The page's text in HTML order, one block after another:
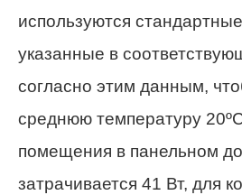
используются
указанные в
согласно этим данным,
среднюю температуру
помещения в панельном
затрачивается 41 Вт, для